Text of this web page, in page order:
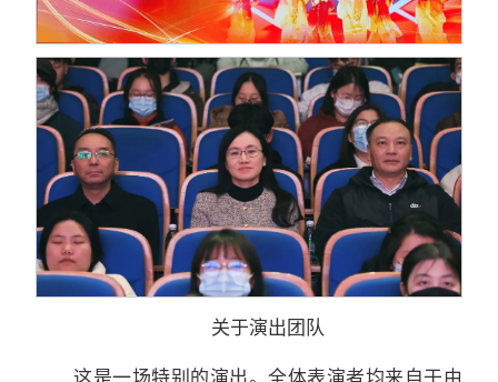
关于演出团队